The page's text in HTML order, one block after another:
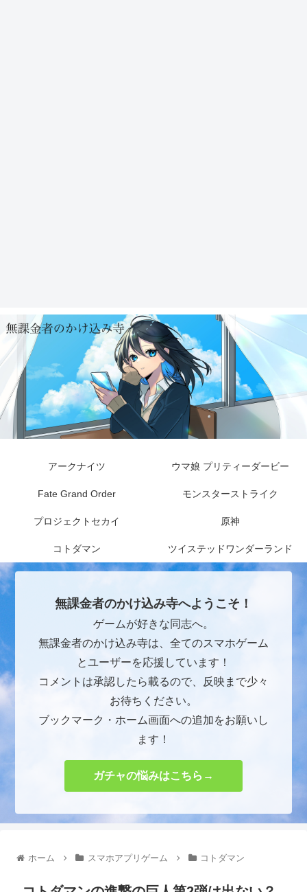
アークナイツ ウマ娘 プリティーダービー
Fate Grand Order モンスターストライク
プロジェクトセカイ 原神
コトダマン ツイステッドワンダーランド
無課金者のかけ込み寺へようこそ！
ゲームが好きな同志へ。
無課金者のかけ込み寺は、全てのスマホゲーム
とユーザーを応援しています！
コメントは承認したら載るので、反映まで少々
お待ちください。
ブックマーク・ホーム画面への追加をお願いし
ます！
ガチャの悩みはこちら→
ホーム スマホアプリゲーム コトダマン